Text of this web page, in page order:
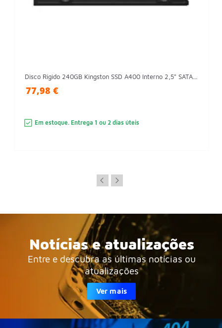
Disco Rígido 240GB Kingston SSD A400 Interno 2,5" SATA...
77,98 €
Em estoque. Entrega 1 ou 2 dias úteis
Notícias e atualizações
Entre e descubra as últimas notícias ou
atualizações
Ver mais